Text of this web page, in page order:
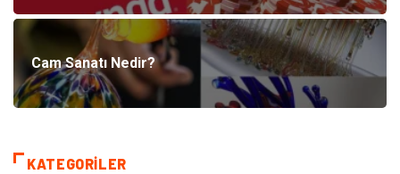
Cam Sanatı Nedir?
KATEGORILER